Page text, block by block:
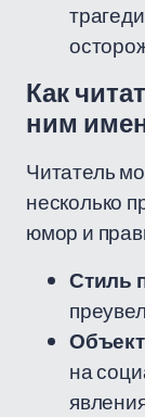
Как
ним
Читатель
несколько
юмор и
Стиль
на